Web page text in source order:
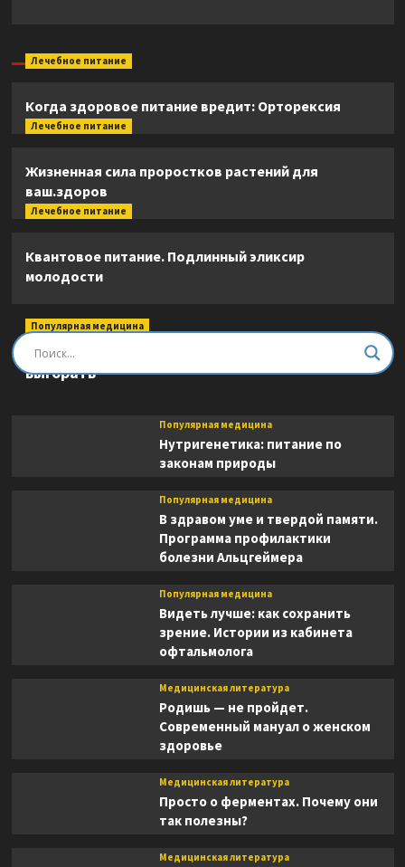
Лечебное питание
Когда здоровое питание вредит: Орторексия
Лечебное питание
Жизненная сила проростков растений для
ваш.здоров
Лечебное питание
Квантовое питание. Подлинный эликсир
молодости
Популярная медицина
Быть врачом. Как помогать, развиваться и не
выгорать
Популярная медицина
Нутригенетика: питание по
законам природы
Популярная медицина
В здравом уме и твердой памяти.
Программа профилактики
болезни Альцгеймера
Популярная медицина
Видеть лучше: как сохранить
зрение. Истории из кабинета
офтальмолога
Медицинская литература
Родишь — не пройдет.
Современный мануал о женском
здоровье
Медицинская литература
Просто о ферментах. Почему они
так полезны?
Медицинская литература